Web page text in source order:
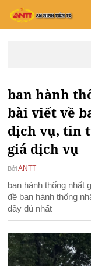
ban hành
bài viết về
dịch vụ, tin
giá dịch vụ
Bởi ANTT
ban hành thống nhất
đề ban hành thống
đầy đủ nhất